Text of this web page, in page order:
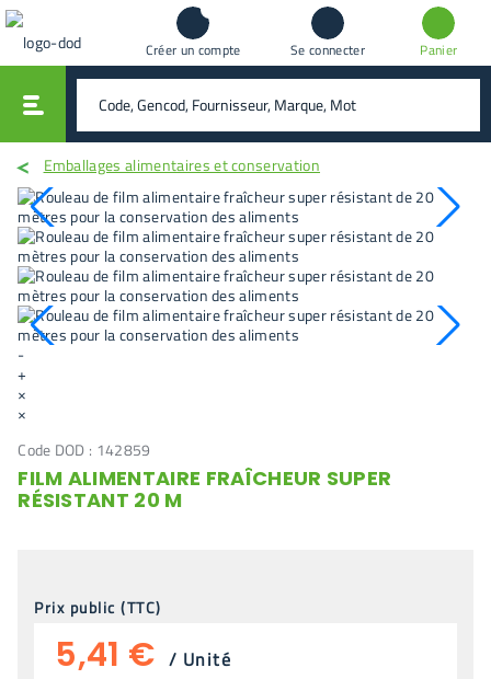
Créer un compte Se connecter Panier
rechercher
Emballages alimentaires et conservation
-
+
×
×
Code DOD : 142859
FILM ALIMENTAIRE FRAÎCHEUR SUPER
RÉSISTANT 20 M
Prix public (TTC)
5,41 € / Unité